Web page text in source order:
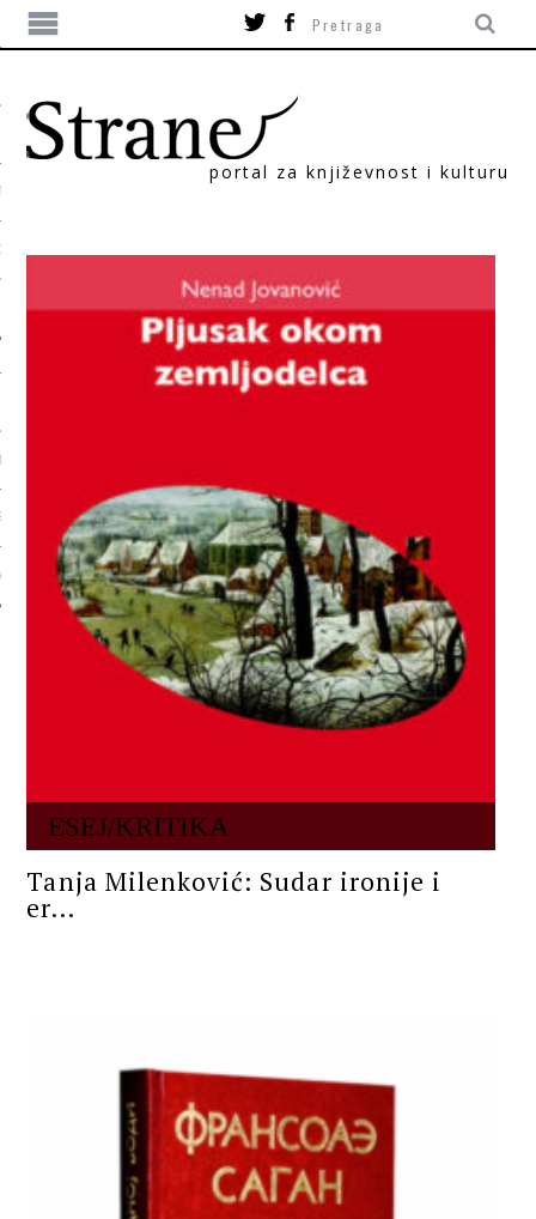
portal za književnost i kulturu
ESEJ/KRITIKA
Tanja Milenković: Sudar ironije i
er...